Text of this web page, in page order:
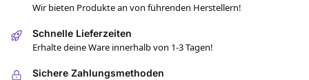
Wir bieten Produkte an von führenden Herstellern!
Schnelle Lieferzeiten
Erhalte deine Ware innerhalb von 1-3 Tagen!
Sichere Zahlungsmethoden